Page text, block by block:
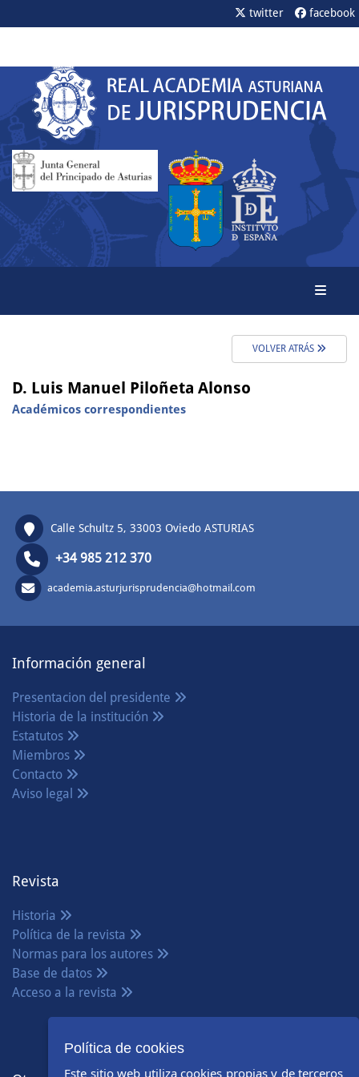
twitter facebook
VOLVER ATRÁS
D. Luis Manuel Piloñeta Alonso
Académicos correspondientes
Calle Schultz 5, 33003 Oviedo ASTURIAS
+34 985 212 370
academia.asturjurisprudencia@hotmail.com
Información general
Presentacion del presidente
Historia de la institución
Estatutos
Miembros
Contacto
Aviso legal
Revista
Historia
Política de la revista
Normas para los autores
Base de datos
Acceso a la revista
Política de cookies
Este sitio web utiliza cookies propias y de terceros